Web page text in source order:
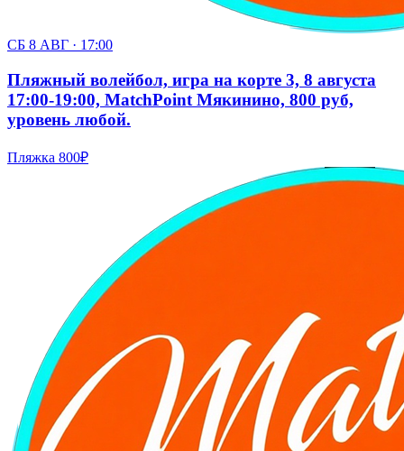
СБ 8 АВГ · 17:00
Пляжный волейбол, игра на корте 3, 8 августа
17:00-19:00, MatchPoint Мякинино, 800 руб,
уровень любой.
Пляжка 800₽